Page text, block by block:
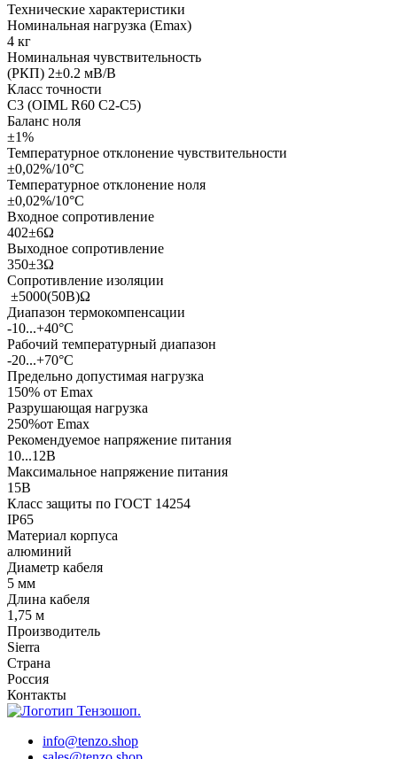
Технические характеристики
Номинальная нагрузка (Еmax)
4 кг
Номинальная чувствительность
(РКП) 2±0.2 мВ/В
Класс точности
С3 (OIML R60 C2-C5)
Баланс ноля
±1%
Температурное отклонение чувствительности
±0,02%/10°С
Температурное отклонение ноля
±0,02%/10°С
Входное сопротивление
402±6Ω
Выходное сопротивление
350±3Ω
Сопротивление изоляции
±5000(50В)Ω
Диапазон термокомпенсации
-10...+40°С
Рабочий температурный диапазон
-20...+70°С
Предельно допустимая нагрузка
150% от Еmax
Разрушающая нагрузка
250%от Еmax
Рекомендуемое напряжение питания
10...12В
Максимальное напряжение питания
15В
Класс защиты по ГОСТ 14254
IP65
Материал корпуса
алюминий
Диаметр кабеля
5 мм
Длина кабеля
1,75 м
Производитель
Sierra
Страна
Россия
Контакты
info@tenzo.shop